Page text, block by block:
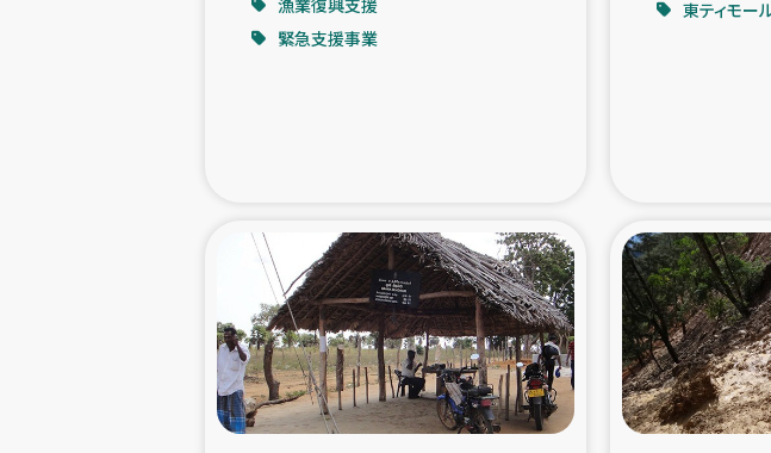
海外ルーツの市民との共生
石巻市街地在宅被災者支援
仮設住宅生活支援・農業復興支援
緊急支援事業
東ティモー